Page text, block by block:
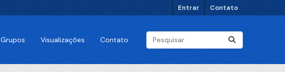
Entrar Contato
Grupos Visualizações Contato